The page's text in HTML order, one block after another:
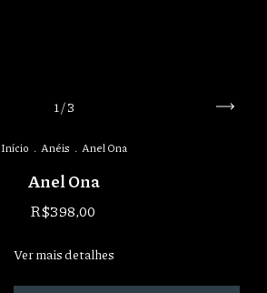
1/3
Início . Anéis . Anel Ona
Anel Ona
R$398,00
Ver mais detalhes